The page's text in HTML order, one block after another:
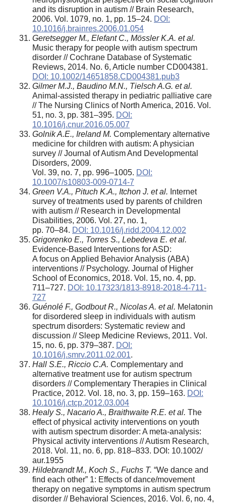
and its disruption in autism // Brain Research,
2006. Vol. 1079, no. 1, pp. 15–24. DOI:
10.1016/j.brainres.2006.01.054
Geretsegger M., Elefant C., Mössler K.A. et al.
Music therapy for people with autism spectrum
disorder // Cochrane Database of Systematic
Reviews, 2014. No. 6, Article number CD004381.
DOI: 10.1002/14651858.CD004381.pub3
Gilmer M.J., Baudino M.N., Tielsch A.G. et al.
Animal-assisted therapy in pediatric palliative care
// The Nursing Clinics of North America, 2016. Vol.
51, no. 3, pp. 381–395. DOI:
10.1016/j.cnur.2016.05.007
Golnik A.E., Ireland M. Complementary alternative
medicine for children with autism: A physician
survey // Journal of Autism And Developmental
Disorders, 2009.
Vol. 39, no. 7, pp. 996–1005. DOI:
10.1007/s10803-009-0714-7
Green V.A., Pituch K.A., Itchon J. et al. Internet
survey of treatments used by parents of children
with autism // Research in Developmental
Disabilities, 2006. Vol. 27, no. 1,
pp. 70–84. DOI: 10.1016/j.ridd.2004.12.002
Grigorenko E., Torres S., Lebedeva E. et al.
Evidence-Based Interventions for ASD:
A focus on Applied Behavior Analysis (ABA)
interventions // Psychology. Journal of Higher
School of Economics, 2018. Vol. 15, no. 4, pp.
711–727. DOI: 10.17323/1813-8918-2018-4-711-
727
Guénolé F., Godbout R., Nicolas A. et al. Melatonin
for disordered sleep in individuals with autism
spectrum disorders: Systematic review and
discussion // Sleep Medicine Reviews, 2011. Vol.
15, no. 6, pp. 379–387. DOI:
10.1016/j.smrv.2011.02.001.
Hall S.E., Riccio C.A. Complementary and
alternative treatment use for autism spectrum
disorders // Complementary Therapies in Clinical
Practice, 2012. Vol. 18, no. 3, pp. 159–163. DOI:
10.1016/j.ctcp.2012.03.004
Healy S., Nacario A., Braithwaite R.E. et al. The
effect of physical activity interventions on youth
with autism spectrum disorder: A meta-analysis:
Physical activity interventions // Autism Research,
2018. Vol. 11, no. 6, pp. 818–833. DOI: 10.1002/
aur.1955
Hildebrandt M., Koch S., Fuchs T. “We dance and
find each other” 1: Effects of dance/movement
therapy on negative symptoms in autism spectrum
disorder // Behavioral Sciences, 2016. Vol. 6, no. 4,